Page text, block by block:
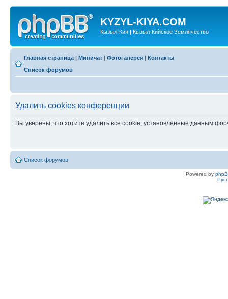
KYZYL-KIYA.COM
Кызыл-Кия | Кызыл-Кийское Землячество
Главная страница | Миничат | Фотогалерея | Контакты
Список форумов
Удалить cookies конференции
Вы уверены, что хотите удалить все cookie, установленные данным
Список форумов
Powered by